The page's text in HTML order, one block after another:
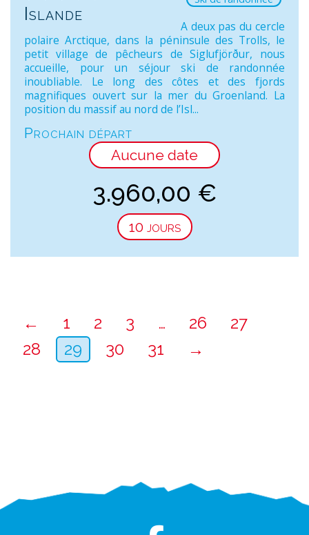
Islande
A deux pas du cercle
polaire Arctique, dans la péninsule des Trolls, le
petit village de pêcheurs de Siglufjörður, nous
accueille, pour un séjour ski de randonnée
inoubliable. Le long des côtes et des fjords
magnifiques ouvert sur la mer du Groenland. La
position du massif au nord de l’Isl...
Prochain départ
Aucune date
3.960,00 €
10 jours
← 1 2 3 … 26
27
28
29 30 31 →